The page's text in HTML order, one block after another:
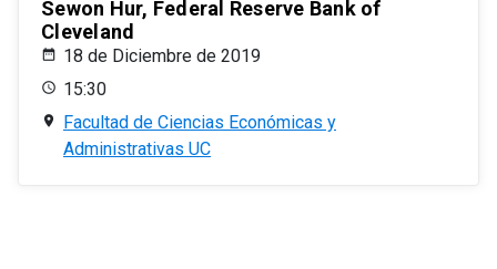
Sewon Hur, Federal Reserve Bank of
Cleveland
18 de Diciembre de 2019
15:30
Facultad de Ciencias Económicas y
Administrativas UC